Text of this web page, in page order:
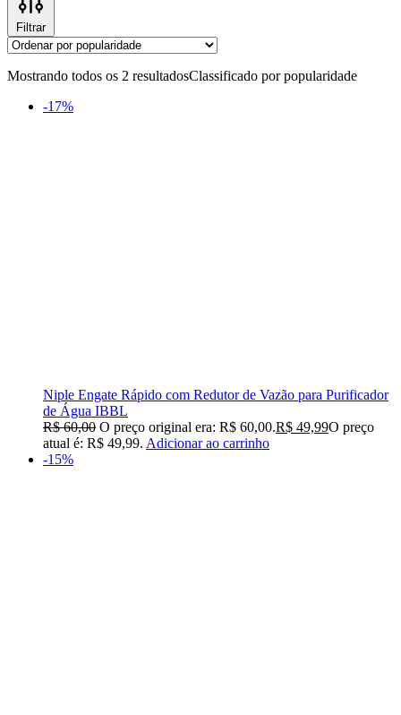
Filtrar
Mostrando todos os 2 resultadosClassificado por popularidade
-17%
Niple Engate Rápido com Redutor de Vazão para Purificador
de Água IBBL
R$60,00 O preço original era: R$ 60,00.R$ 49,99O preço
atual é: R$ 49,99. Adicionar ao carrinho
-15%